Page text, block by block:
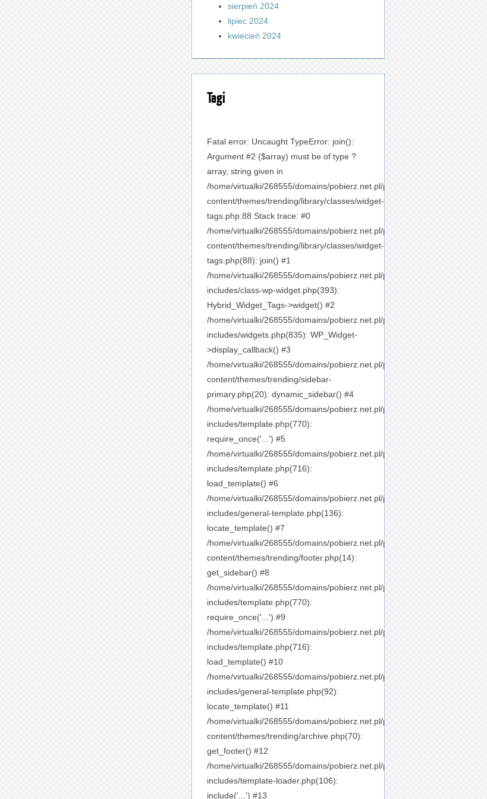
sierpień 2024
lipiec 2024
kwiecień 2024
Tagi
Fatal error: Uncaught TypeError: join():
Argument #2 ($array) must be of type ?
array, string given in
/home/virtualki/268555/domains/pobierz.net.pl/public_html/wp-
content/themes/trending/library/classes/widget-
tags.php:88 Stack trace: #0
/home/virtualki/268555/domains/pobierz.net.pl/public_html/wp-
content/themes/trending/library/classes/widget-
tags.php(88): join() #1
/home/virtualki/268555/domains/pobierz.net.pl/public_html/wp-
includes/class-wp-widget.php(393):
Hybrid_Widget_Tags->widget() #2
/home/virtualki/268555/domains/pobierz.net.pl/public_html/wp-
includes/widgets.php(835): WP_Widget-
>display_callback() #3
/home/virtualki/268555/domains/pobierz.net.pl/public_html/wp-
content/themes/trending/sidebar-
primary.php(20): dynamic_sidebar() #4
/home/virtualki/268555/domains/pobierz.net.pl/public_html/wp-
includes/template.php(770):
require_once('...') #5
/home/virtualki/268555/domains/pobierz.net.pl/public_html/wp-
includes/template.php(716):
load_template() #6
/home/virtualki/268555/domains/pobierz.net.pl/public_html/wp-
includes/general-template.php(136):
locate_template() #7
/home/virtualki/268555/domains/pobierz.net.pl/public_html/wp-
content/themes/trending/footer.php(14):
get_sidebar() #8
/home/virtualki/268555/domains/pobierz.net.pl/public_html/wp-
includes/template.php(770):
require_once('...') #9
/home/virtualki/268555/domains/pobierz.net.pl/public_html/wp-
includes/template.php(716):
load_template() #10
/home/virtualki/268555/domains/pobierz.net.pl/public_html/wp-
includes/general-template.php(92):
locate_template() #11
/home/virtualki/268555/domains/pobierz.net.pl/public_html/wp-
content/themes/trending/archive.php(70):
get_footer() #12
/home/virtualki/268555/domains/pobierz.net.pl/public_html/wp-
includes/template-loader.php(106):
include('...') #13